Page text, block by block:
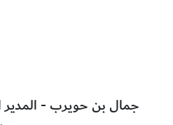
جمال بن حويرب -